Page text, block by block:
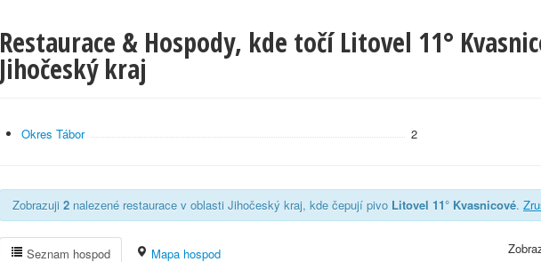
Restaurace & Hospody, kde točí Litovel 11°
Jihočeský kraj
Okres Tábor 2
Zobrazuji 2 nalezené restaurace v oblasti Jihočeský kraj, kde čepují pivo Litovel 11° Kvasnicové.
Seznam hospod Mapa hospod